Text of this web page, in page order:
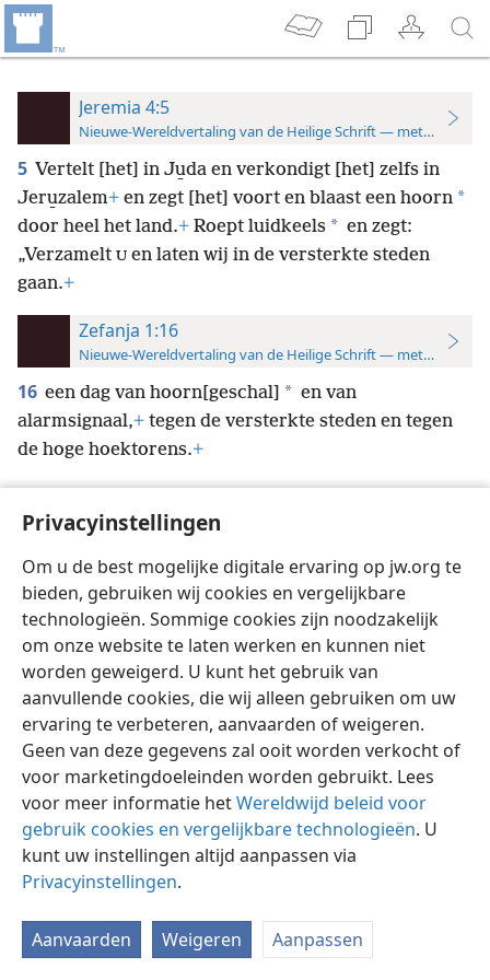
Privacyinstellingen
Om u de best mogelijke digitale ervaring op jw.org te
bieden, gebruiken wij cookies en vergelijkbare
technologieën. Sommige cookies zijn noodzakelijk
om onze website te laten werken en kunnen niet
worden geweigerd. U kunt het gebruik van
aanvullende cookies, die wij alleen gebruiken om uw
ervaring te verbeteren, aanvaarden of weigeren.
Geen van deze gegevens zal ooit worden verkocht of
voor marketingdoeleinden worden gebruikt. Lees
voor meer informatie hetWereldwijd beleid voor
gebruik cookies en vergelijkbare technologieën. U
kunt uw instellingen altijd aanpassen via
Privacyinstellingen.
Aanvaarden Weigeren Aanpassen
Jeremia 4:5
Nieuwe-Wereldvertaling van de Heilige Schrift — met
5 Vertelt [het] in Ju̱da en verkondigt [het] zelfs in
Jeru̱zalem+ en zegt [het] voort en blaast een hoorn *
door heel het land.+ Roept luidkeels * en zegt:
„Verzamelt U en laten wij in de versterkte steden
gaan.+
Zefanja 1:16
Nieuwe-Wereldvertaling van de Heilige Schrift — met
16 een dag van hoorn[geschal] * en van
alarmsignaal,+ tegen de versterkte steden en tegen
de hoge hoektorens.+
Nederlands Instellingen
Copyright © 2026 Watch Tower Bible and Tract Society of Pennsylvania
Gebruiksvoorwaarden Privacybeleid
JW.ORG
Inloggen